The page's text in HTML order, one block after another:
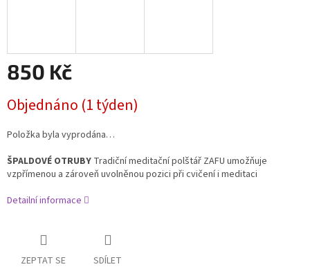
850 Kč
cena:
Objednáno (1 týden)
Položka byla vyprodána…
ŠPALDOVÉ OTRUBY Tradiční meditační polštář ZAFU umožňuje
vzpřímenou a zároveň uvolněnou pozici při cvičení i meditaci
Detailní informace
ZEPTAT SE SDÍLET